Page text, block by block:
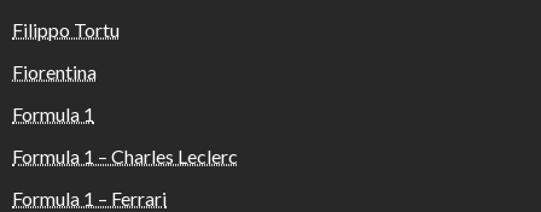
Filippo Tortu
Fiorentina
Formula 1
Formula 1 – Charles Leclerc
Formula 1 – Ferrari